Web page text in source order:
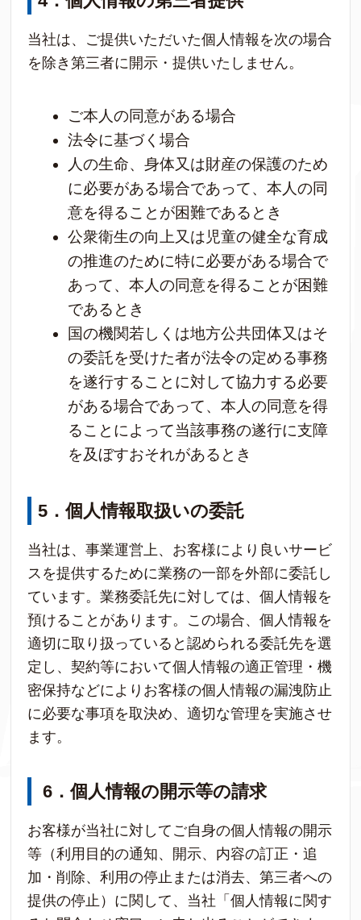
当社は、ご提供いただいた個人情報を次の場合
を除き第三者に開示・提供いたしません。
ご本人の同意がある場合
法令に基づく場合
人の生命、身体又は財産の保護のため
に必要がある場合であって、本人の同
意を得ることが困難であるとき
公衆衛生の向上又は児童の健全な育成
の推進のために特に必要がある場合で
あって、本人の同意を得ることが困難
であるとき
国の機関若しくは地方公共団体又はそ
の委託を受けた者が法令の定める事務
を遂行することに対して協力する必要
がある場合であって、本人の同意を得
ることによって当該事務の遂行に支障
を及ぼすおそれがあるとき
5 ．個人情報取扱いの委託
当社は、事業運営上、お客様により良いサービ
スを提供するために業務の一部を外部に委託し
ています。業務委託先に対しては、個人情報を
預けることがあります。この場合、個人情報を
適切に取り扱っていると認められる委託先を選
定し、契約等において個人情報の適正管理・機
密保持などによりお客様の個人情報の漏洩防止
に必要な事項を取決め、適切な管理を実施させ
ます。
6 ．個人情報の開示等の請求
お客様が当社に対してご自身の個人情報の開示
等（利用目的の通知、開示、内容の訂正・追
加・削除、利用の停止または消去、第三者への
提供の停止）に関して、当社「個人情報に関す